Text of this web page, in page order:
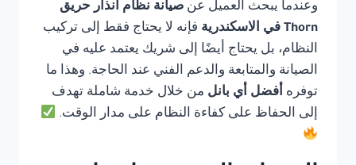
وعندما يبحث العميل عن صيانة نظام انذار حريق
Thorn في الاسكندرية
فإنه لا يحتاج فقط إلى تركيب
النظام، بل يحتاج أيضًا إلى شريك يعتمد عليه في
الصيانة والمتابعة والدعم الفني عند الحاجة. وهذا ما
توفره أفضل أي بانل من خلال خدمة شاملة تهدف
إلى الحفاظ على كفاءة النظام على مدار الوقت.